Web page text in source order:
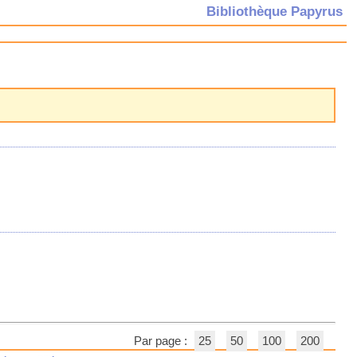
Par page : 25 50 100 200
Bibliothèque Papyrus